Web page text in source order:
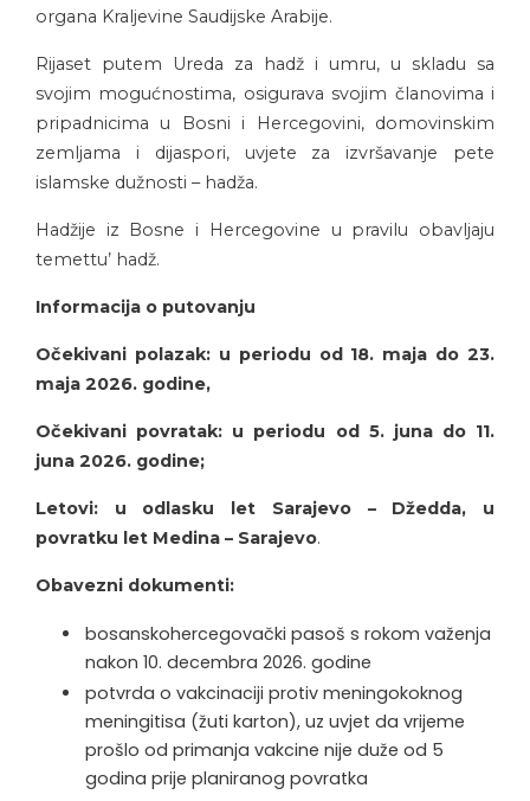
organa Kraljevine Saudijske Arabije.
Rijaset putem Ureda za hadž i umru, u skladu sa
svojim mogućnostima, osigurava svojim članovima i
pripadnicima u Bosni i Hercegovini, domovinskim
zemljama i dijaspori, uvjete za izvršavanje pete
islamske dužnosti – hadža.
Hadžije iz Bosne i Hercegovine u pravilu obavljaju
temettu’ hadž.
Informacija o putovanju
Očekivani polazak: u periodu od 18. maja do 23.
maja 2026. godine,
Očekivani povratak: u periodu od 5. juna do 11.
juna 2026. godine;
Letovi: u odlasku let Sarajevo – Džedda, u
povratku let Medina – Sarajevo.
Obavezni dokumenti:
bosanskohercegovački pasoš s rokom važenja
nakon 10. decembra 2026. godine
potvrda o vakcinaciji protiv meningokoknog
meningitisa (žuti karton), uz uvjet da vrijeme
prošlo od primanja vakcine nije duže od 5
godina prije planiranog povratka